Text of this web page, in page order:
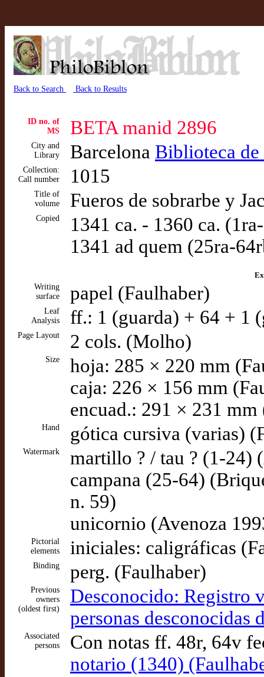
Back to Search Back to Results
ID no. of
MS
BETA manid 2896
City and
Library
Barcelona Biblioteca
Collection:
Call number
1015
Title of
volume
Fueros de sobrarbe y
Copied
1341 ca. - 1360 ca.
1341 ad quem (25ra-
Writing
surface
papel (Faulhaber)
Leaf
Analysis
ff.: 1 (guarda) + 64 + 1
Page Layout 2 cols. (Molho)
Size
hoja: 285 × 220 mm
caja: 226 × 156 mm
encuad.: 291 × 231 mm
Hand gótica cursiva (varias)
Watermark
martillo ? / tau ? (1-24)
campana (25-64)
n. 59)
unicornio (Avenoza
Pictorial
elements
iniciales: caligráficas
Binding perg. (Faulhaber)
Previous
owners
(oldest first)
Desconocido: Registro
personas desconocidas
Associated
persons
Con notas ff. 48r, 64v
notario (1340)